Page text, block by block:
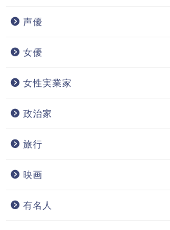
声優
女優
女性実業家
政治家
旅行
映画
有名人